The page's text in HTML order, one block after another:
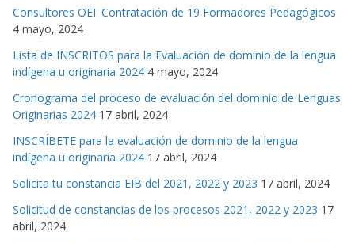
Consultores OEI: Contratación de 19 Formadores Pedagógicos
4 mayo, 2024
Lista de INSCRITOS para la Evaluación de dominio de la lengua
indígena u originaria 2024 4 mayo, 2024
Cronograma del proceso de evaluación del dominio de Lenguas
Originarias 2024 17 abril, 2024
INSCRÍBETE para la evaluación de dominio de la lengua
indígena u originaria 2024 17 abril, 2024
Solicita tu constancia EIB del 2021, 2022 y 2023 17 abril, 2024
Solicitud de constancias de los procesos 2021, 2022 y 2023 17
abril, 2024